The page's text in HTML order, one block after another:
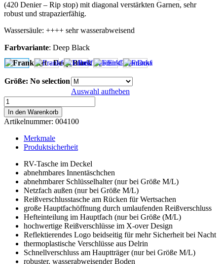
(420 Denier – Rip stop) mit diagonal verstärkten Garnen, sehr
robust und strapazierfähig.
Wassersäule: ++++ sehr wasserabweisend
Farbvariante: Deep Black
Größe: No selection
Auswahl aufheben
Frankfurt
-
Deep
Black
Menge
In den Warenkorb
Artikelnummer: 004100
Merkmale
Produktsicherheit
RV-Tasche im Deckel
abnehmbares Innentäschchen
abnehmbarer Schlüsselhalter (nur bei Größe M/L)
Netzfach außen (nur bei Größe M/L)
Reißverschlusstasche am Rücken für Wertsachen
große Hauptfachöffnung durch umlaufenden Reißverschluss
Hefteinteilung im Hauptfach (nur bei Größe (M/L)
hochwertige Reißverschlüsse im X-over Design
Reflektierendes Logo beidseitig für mehr Sicherheit bei Nacht
thermoplastische Verschlüsse aus Delrin
Schnellverschluss am Hauptträger (nur bei Größe M/L)
robuster, wasserabweisender Boden